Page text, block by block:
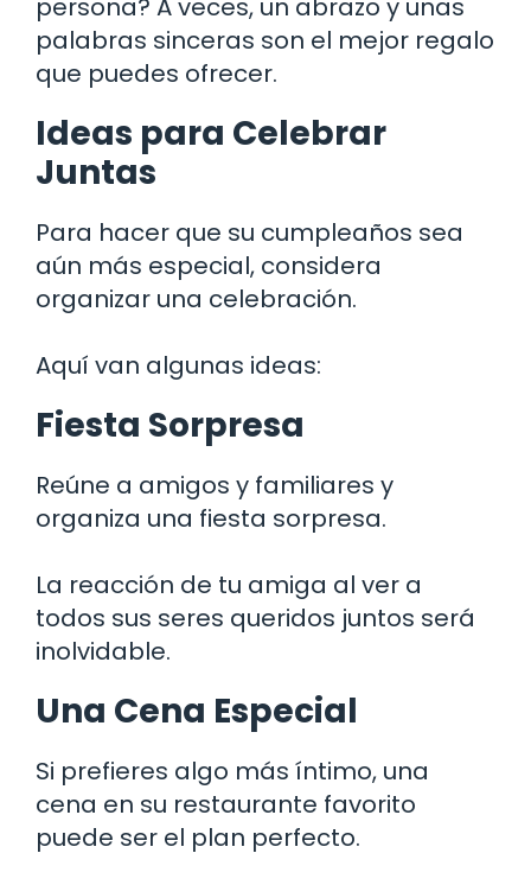
persona? A veces, un abrazo y unas
palabras sinceras son el mejor regalo
que puedes ofrecer.
Ideas para Celebrar
Juntas
Para hacer que su cumpleaños sea
aún más especial, considera
organizar una celebración.
Aquí van algunas ideas:
Fiesta Sorpresa
Reúne a amigos y familiares y
organiza una fiesta sorpresa.
La reacción de tu amiga al ver a
todos sus seres queridos juntos será
inolvidable.
Una Cena Especial
Si prefieres algo más íntimo, una
cena en su restaurante favorito
puede ser el plan perfecto.